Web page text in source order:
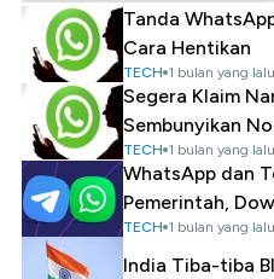
Tanda
Cara Hentikan
TECH 1 bulan yang lalu
Segera Klaim
Sembunyikan
TECH 1 bulan yang lalu
WhatsApp dan
Pemerintah,
TECH 1 bulan yang lalu
India Tiba-tiba